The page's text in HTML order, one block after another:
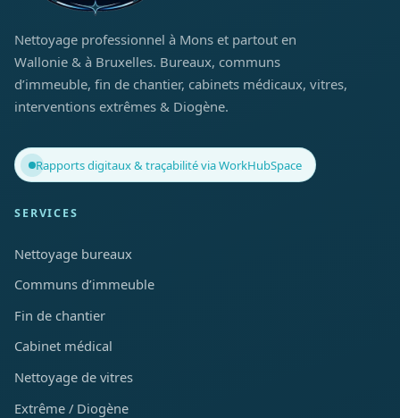
Nettoyage professionnel à Mons et partout en
Wallonie & à Bruxelles. Bureaux, communs
d’immeuble, fin de chantier, cabinets médicaux, vitres,
interventions extrêmes & Diogène.
Rapports digitaux & traçabilité via WorkHubSpace
SERVICES
Nettoyage bureaux
Communs d’immeuble
Fin de chantier
Cabinet médical
Nettoyage de vitres
Extrême / Diogène